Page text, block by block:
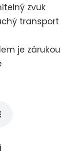
zvuk
transport
je zárukou